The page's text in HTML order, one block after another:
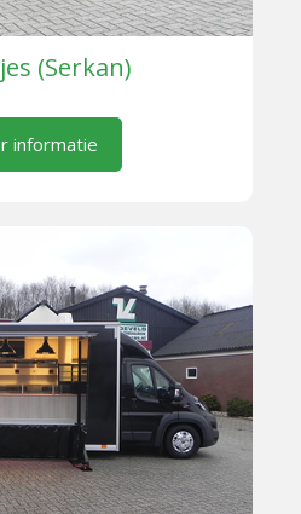
(Serkan)
informatie